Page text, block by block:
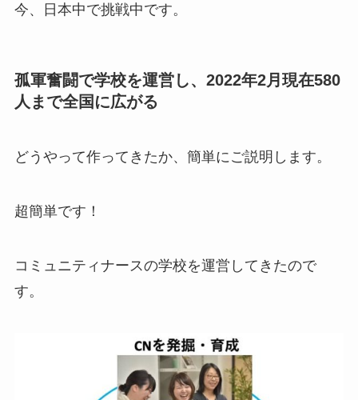
今、日本中で挑戦中です。
孤軍奮闘で学校を運営し、2022年2月現在580
人まで全国に広がる
どうやって作ってきたか、簡単にご説明します。
超簡単です！
コミュニティナースの学校を運営してきたので
す。